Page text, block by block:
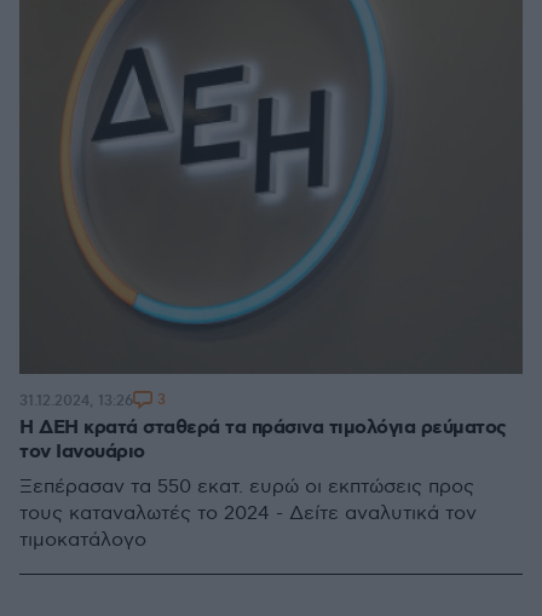
Η ΔΕΗ κρατά σταθερά τα πράσινα τιμολόγια ρεύματος
τον Ιανουάριο
Ξεπέρασαν τα 550 εκατ. ευρώ οι εκπτώσεις προς
τους καταναλωτές το 2024 - Δείτε αναλυτικά τον
τιμοκατάλογο
31.12.2024, 13:26 3